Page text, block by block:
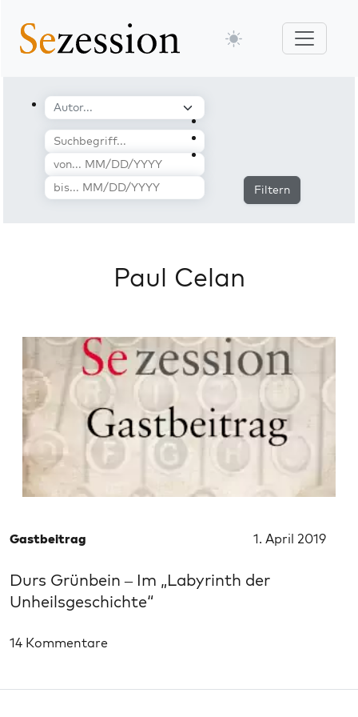
Filtern
Paul Celan
Gastbeitrag 1. April 2019
Durs Grünbein – Im „Labyrinth der
Unheilsgeschichte“
14 Kommentare